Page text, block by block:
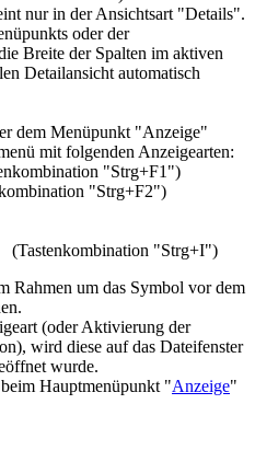
nur in der Ansichtsart "Details".
oder der
Breite der Spalten im aktiven
Detailansicht automatisch
dem Menüpunkt "Anzeige"
mit folgenden Anzeigearten:
"Strg+F1")
"Strg+F2")
(Tastenkombination "Strg+I")
Rahmen um das Symbol vor dem
(oder Aktivierung der
wird diese auf das Dateifenster
wurde.
Hauptmenüpunkt "Anzeige"